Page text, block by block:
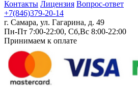
Контакты Лицензия Вопрос-ответ
+7(846)379-20-14
г. Самара, ул. Гагарина, д. 49
Пн-Пт 7:00-22:00, Сб,Вс 8:00-22:00
Принимаем к оплате